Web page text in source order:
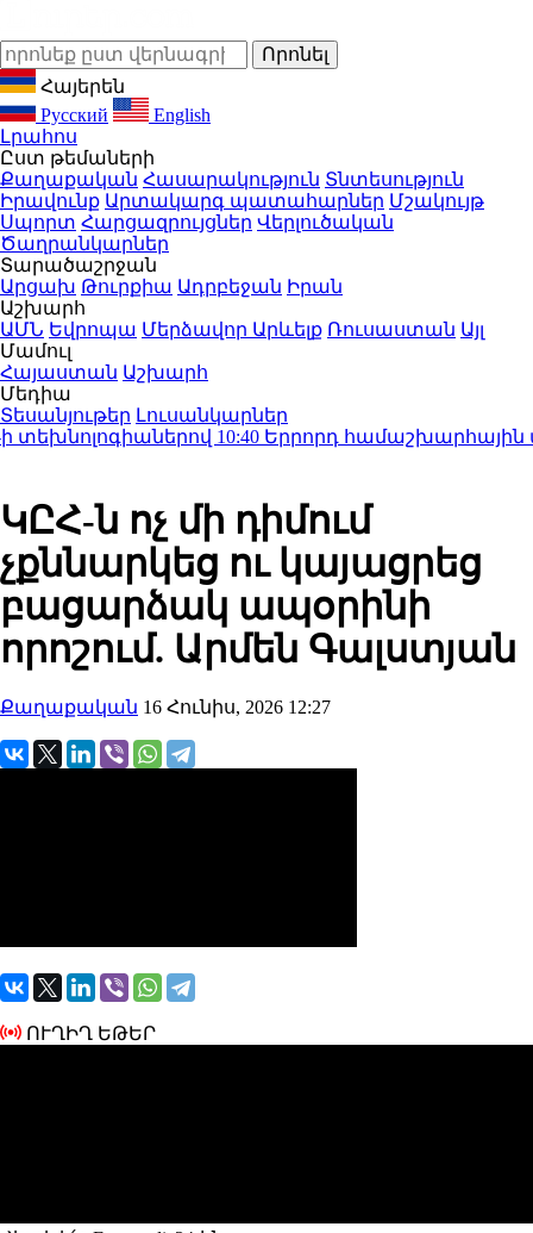
Հայերեն
Русский
English
Լրահոս
Ըստ թեմաների
Քաղաքական Հասարակություն Տնտեսություն
Իրավունք Արտակարգ պատահարներ Մշակույթ
Սպորտ Հարցազրույցներ Վերլուծական
Ծաղրանկարներ
Տարածաշրջան
Արցախ Թուրքիա Ադրբեջան Իրան
Աշխարհ
ԱՄՆ Եվրոպա Մերձավոր Արևելք Ռուսաստան Այլ
Մամուլ
Հայաստան Աշխարհ
Մեդիա
Տեսանյութեր Լուսանկարներ
10:40Երրորդ համաշխարհային
ԿԸՀ-ն ոչ մի դիմում
չքննարկեց ու կայացրեց
բացարձակ ապօրինի
որոշում. Արմեն Գալստյան
Քաղաքական 16 Հունիս, 2026 12:27
ՈՒՂԻՂ ԵԹԵՐ